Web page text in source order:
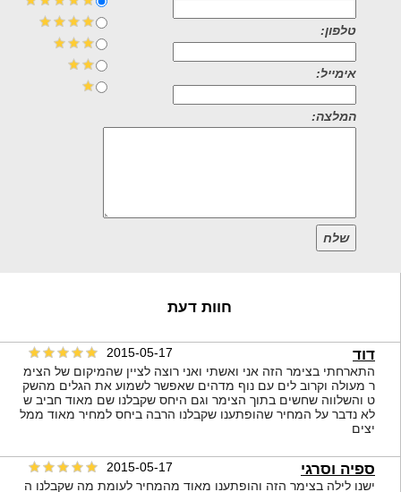
טלפון:
אימייל:
המלצה:
שלח
חוות דעת
דוד
2015-05-17
התארחתי בצימר הזה אני ואשתי ואני רוצה לציין שהמיקום של הצימ
ר מעולה וקרוב לים עם נוף מדהים שאפשר לשמוע את הגלים מהשק
ט והשלווה שחשים בתוך הצימר וגם היחס שקבלנו שם מאוד חביב ש
לא נדבר על המחיר שהופתענו שקבלנו הרבה ביחס למחיר מאוד ממל
יצים
ספיה וסרגי
2015-05-17
ישנו לילה בצימר הזה והופתענו מאוד מהמחיר לעומת מה שקבלנו ה